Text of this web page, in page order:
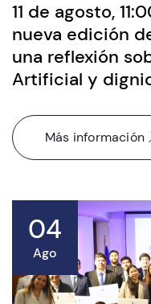
11 de agosto,
nueva edición
una reflexión
Artificial y
Más información
04
Ago